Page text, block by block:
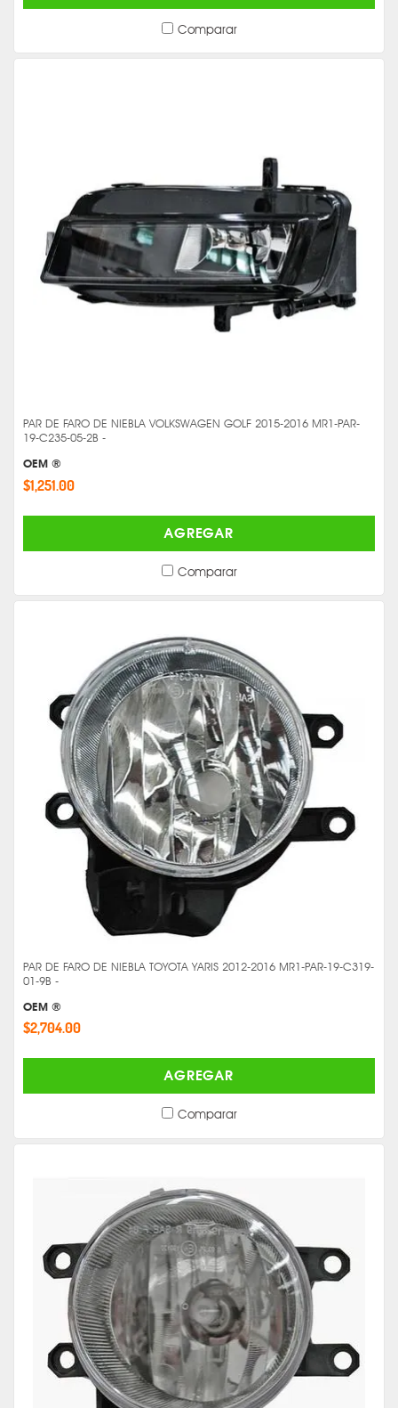
Comparar
PAR DE FARO DE NIEBLA VOLKSWAGEN GOLF 2015-2016 MR1-PAR-
19-C235-05-2B -
OEM ®
$1,251.00
AGREGAR
Comparar
PAR DE FARO DE NIEBLA TOYOTA YARIS 2012-2016 MR1-PAR-19-C319-
01-9B -
OEM ®
$2,704.00
AGREGAR
Comparar